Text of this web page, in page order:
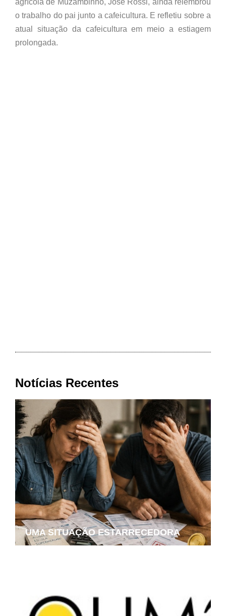
agrícola de Muzambinho, José Rossi, ainda relembrou
o trabalho do pai junto a cafeicultura. E refletiu sobre a
atual situação da cafeicultura em meio a estiagem
prolongada.
Notícias Recentes
UMA SITUAÇÃO ESTARRECEDORA